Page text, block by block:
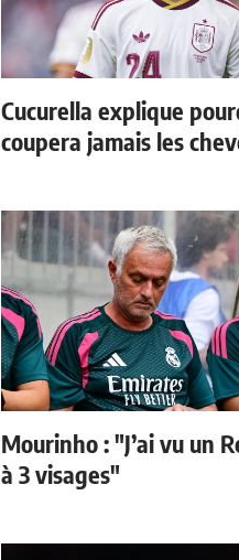
Cucurella explique
coupera jamais les
Mourinho : "J’ai vu un
à 3 visages"